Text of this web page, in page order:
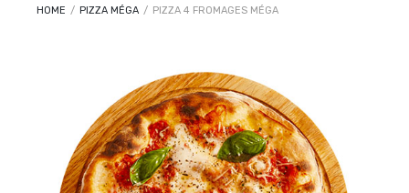
HOME / PIZZA MÉGA / PIZZA 4 FROMAGES MÉGA